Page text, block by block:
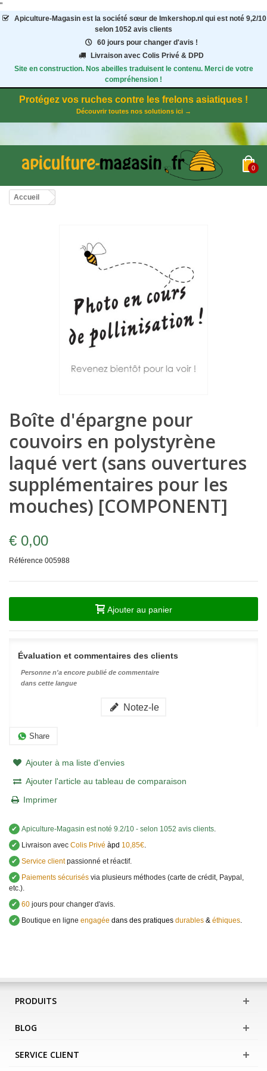
"
Apiculture-Magasinest la société sœur de Imkershop.nl qui est noté 9,2/10
selon 1052 avis clients
60 jours pour changer d'avis !
Livraison avec Colis Privé & DPD
Site en construction. Nos abeilles traduisent le contenu. Merci de votre
compréhension !
Protégez vos ruches contre les frelons asiatiques !
Découvrir toutes nos solutions ici →
0
Accueil
Boîte d'épargne pour
couvoirs en polystyrène
laqué vert (sans ouvertures
supplémentaires pour les
mouches) [COMPONENT]
€ 0,00
Référence 005988
Ajouter au panier
Évaluation et commentaires des clients
Personne n'a encore publié de commentaire
dans cette langue
Notez-le
Share
Ajouter à ma liste d'envies
Ajouter l'article au tableau de comparaison
Imprimer
✔ Apiculture-Magasin est noté 9.2/10 - selon 1052 avis clients.
✔
Livraison avec Colis Privé àpd 10,85€.
✔ Service clientpassionné et réactif.
✔
Paiements sécurisés via plusieurs méthodes (carte de crédit, Paypal,
etc.).
✔ 60 jours pour changer d'avis.
✔
Boutique en ligne engagée dans des pratiques durables & éthiques.
PRODUITS
BLOG
SERVICE CLIENT